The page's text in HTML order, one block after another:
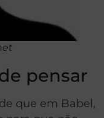
pensar
que em Babel,